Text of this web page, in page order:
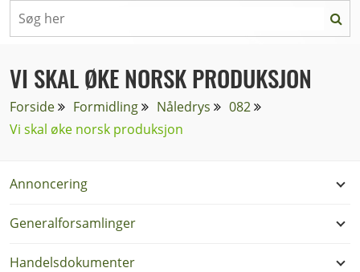
VI SKAL ØKE NORSK PRODUKSJON
Forside Formidling Nåledrys
082
Vi skal øke norsk produksjon
Annoncering
Generalforsamlinger
Handelsdokumenter